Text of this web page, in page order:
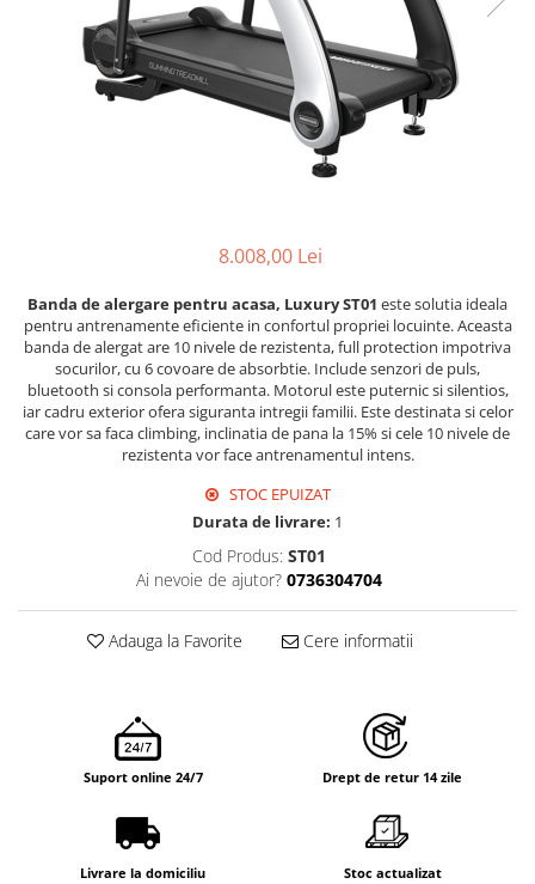
8.008,00 Lei
Banda de alergare pentru acasa, Luxury ST01 este solutia ideala
pentru antrenamente eficiente in confortul propriei locuinte. Aceasta
banda de alergat are 10 nivele de rezistenta, full protection impotriva
socurilor, cu 6 covoare de absorbtie. Include senzori de puls,
bluetooth si consola performanta. Motorul este puternic si silentios,
iar cadru exterior ofera siguranta intregii familii. Este destinata si celor
care vor sa faca climbing, inclinatia de pana la 15% si cele 10 nivele de
rezistenta vor face antrenamentul intens.
STOC EPUIZAT
Durata de livrare: 1
Cod Produs: ST01
Ai nevoie de ajutor? 0736304704
Adauga la Favorite Cere informatii
Suport online 24/7 Drept de retur 14 zile
Livrare la domiciliu Stoc actualizat